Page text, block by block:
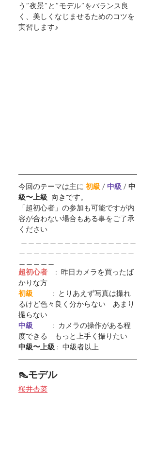
う”夜景”と”モデル”をバランス良
く、美しくなじませるためのコツを
実習します♪
今回のテーマは主に 初級 / 中級 / 中
級〜上級 向きです。
「超初心者」の参加も可能ですが内
容が合わない場合もある事をご了承
ください
超初心者
    :  昨日カメラを買ったば
かりな方
初級
:  とりあえず写真は撮れ
るけど色々良く分からない　あまり
撮らない
中級
:  カメラの操作がある程
度できる　もっと上手く撮りたい
中級〜上級 :  中級者以上
👠モデル
桜井杏菜